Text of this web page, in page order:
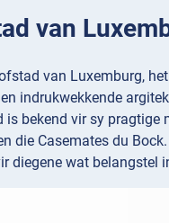
van
van Luxemburg,
indrukwekkende
bekend vir sy pragtige
die Casemates du
diegene wat belangstel